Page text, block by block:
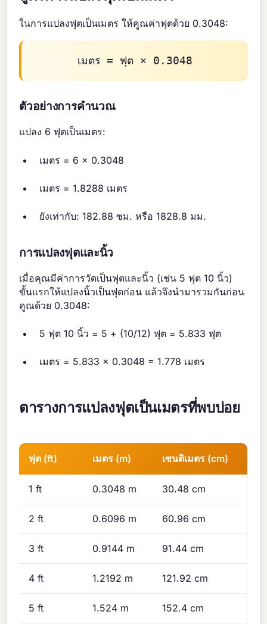
ในการแปลงฟุตเป็นเมตร ให้คูณค่าฟุตด้วย 0.3048:
เมตร = ฟุต × 0.3048
ตัวอย่างการคำนวณ
แปลง 6 ฟุตเป็นเมตร:
เมตร = 6 × 0.3048
เมตร = 1.8288 เมตร
ยังเท่ากับ: 182.88 ซม. หรือ 1828.8 มม.
การแปลงฟุตและนิ้ว
เมื่อคุณมีค่าการวัดเป็นฟุตและนิ้ว (เช่น 5 ฟุต 10 นิ้ว)
ขั้นแรกให้แปลงนิ้วเป็นฟุตก่อน แล้วจึงนำมารวมกันก่อน
คูณด้วย 0.3048:
5 ฟุต 10 นิ้ว = 5 + (10/12) ฟุต = 5.833 ฟุต
เมตร = 5.833 × 0.3048 = 1.778 เมตร
ตารางการแปลงฟุตเป็นเมตรที่พบบ่อย
ฟุต (ft) เมตร (m) เซนติเมตร (cm)
1 ft 0.3048 m 30.48 cm
2 ft 0.6096 m 60.96 cm
3 ft 0.9144 m 91.44 cm
4 ft 1.2192 m 121.92 cm
5 ft 1.524 m 152.4 cm